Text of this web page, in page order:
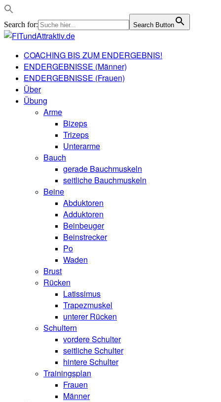
Search for: Search Button
COACHING BIS ZUM ENDERGEBNIS!
ENDERGEBNISSE (Männer)
ENDERGEBNISSE (Frauen)
Über
Übung
Arme
Bizeps
Trizeps
Unterarme
Bauch
gerade Bauchmuskeln
seitliche Bauchmuskeln
Beine
Abduktoren
Adduktoren
Beinbeuger
Beinstrecker
Po
Waden
Brust
Rücken
Latissimus
Trapezmuskel
unterer Rücken
Schultern
vordere Schulter
seitliche Schulter
hintere Schulter
Trainingsplan
Frauen
Männer